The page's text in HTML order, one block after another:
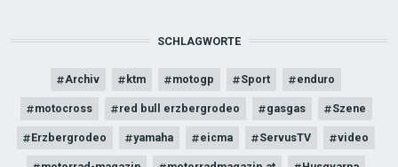
SCHLAGWORTE
Archiv ktm motogp Sport enduro
motocross red bull erzbergrodeo gasgas Szene
Erzbergrodeo yamaha eicma ServusTV video